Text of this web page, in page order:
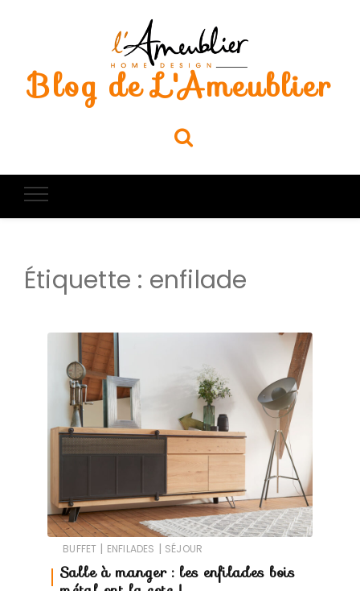
Blog de L'Ameublier
Étiquette : enfilade
BUFFET | ENFILADES | SÉJOUR
Salle à manger : les enfilades bois